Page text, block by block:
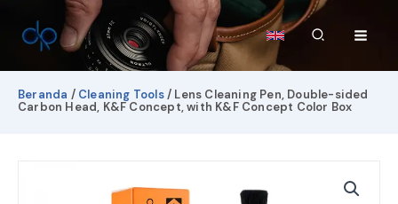
konten
Cari
Beranda / Cleaning Tools/ Lens Cleaning Pen, Double-sided
Carbon Head, K&F Concept, with K&F Concept Color Box